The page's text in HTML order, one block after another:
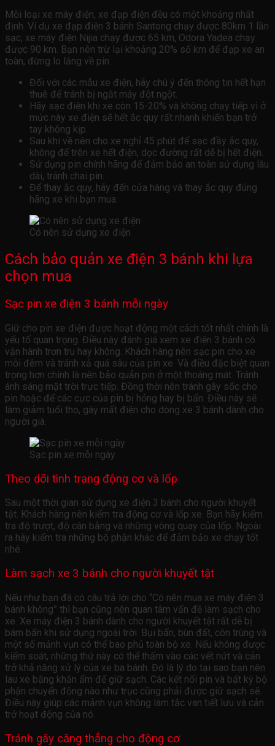
Mỗi loại xe máy điện, xe đạp điện đều có một khoảng nhất
định. Ví dụ xe đạp điện 3 bánh Santong chạy được 80km 1 lần
sạc, xe máy điện Nijia chạy được 65 km, Odora Yadea chạy
được 90 km. Bạn nên trừ lại khoảng 20% ​​số km để đạp xe an
toàn, đừng lo lắng về pin.
Đối với các mẫu xe điện, hãy chú ý đến thông tin hết hạn
thuê để tránh bị ngắt máy đột ngột.
Hãy sạc điện khi xe còn 15-20% và không chạy tiếp vì ở
mức này xe điện sẽ hết ắc quy rất nhanh khiến bạn trở
tay không kịp.
Sau khi về nên cho xe nghỉ 45 phút để sạc đầy ắc quy,
không để trên xe hết điện, dọc đường rất dễ bị hết điện.
Sử dụng pin chính hãng để đảm bảo an toàn sử dụng lâu
dài, tránh chai pin.
Để thay ắc quy, hãy đến cửa hàng và thay ắc quy đúng
hãng xe khi bạn mua.
Có nên sử dụng xe điện
Cách bảo quản xe điện 3 bánh khi lựa
chọn mua
Sạc pin xe điện 3 bánh mỗi ngày
Giữ cho pin xe điện được hoạt động một cách tốt nhất chính là
yếu tố quan trọng. Điều này đánh giá xem xe điện 3 bánh có
vận hành trơn tru hay không. Khách hàng nên sạc pin cho xe
mỗi đêm và tránh xả quá sâu của pin xe. Và điều đặc biệt quan
trọng hơn chính là nên bảo quản pin ở một thoáng mát. Tránh
ánh sáng mặt trời trực tiếp. Đồng thời nên tránh gây sốc cho
pin hoặc để các cực của pin bị hỏng hay bị bẩn. Điều này sẽ
làm giảm tuổi thọ, gây mất điện cho dòng xe 3 bánh dành cho
người già.
Sạc pin xe mỗi ngày
Theo dõi tình trạng động cơ và lốp
Sau một thời gian sử dụng xe điện 3 bánh cho người khuyết
tật. Khách hàng nên kiểm tra động cơ và lốp xe. Bạn hãy kiểm
tra độ trượt, độ cân bằng và những vòng quay của lốp. Ngoài
ra hãy kiểm tra những bộ phận khác để đảm bảo xe chạy tốt
nhé.
Làm sạch xe 3 bánh cho người khuyết tật
Nếu như bạn đã có câu trả lời cho “Có nên mua xe máy điện 3
bánh không” thì bạn cũng nên quan tâm vấn đề làm sạch cho
xe. Xe máy điện 3 bánh dành cho người khuyết tật rất dễ bị
bám bẩn khi sử dụng ngoài trời. Bụi bẩn, bùn đất, côn trùng và
một số mảnh vụn có thể bao phủ toàn bộ xe. Nếu không được
kiểm soát, những thứ này có thể thấm vào các vết nứt và cản
trở khả năng xử lý của xe ba bánh. Đó là lý do tại sao bạn nên
lau xe bằng khăn ẩm để giữ sạch. Các kết nối pin và bất kỳ bộ
phận chuyển động nào như trục cũng phải được giữ sạch sẽ.
Điều này giúp các mảnh vụn không làm tắc van tiết lưu và cản
trở hoạt động của nó.
Tránh gây căng thẳng cho động cơ